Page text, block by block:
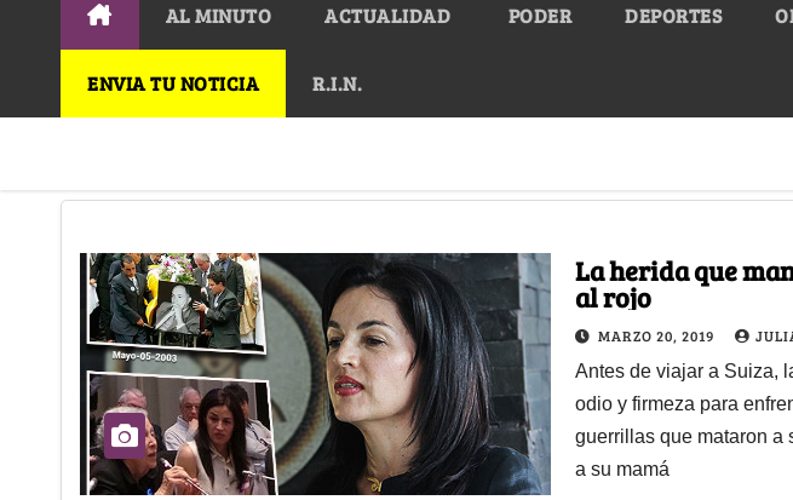
AL MINUTO ACTUALIDAD PODER DEPORTES
ENVIA TU NOTICIA R.I.N.
La herida que
al rojo
MARZO 20, 2019
Antes de viajar a Suiza,
odio y firmeza para
guerrillas que mataron a
a su mamá